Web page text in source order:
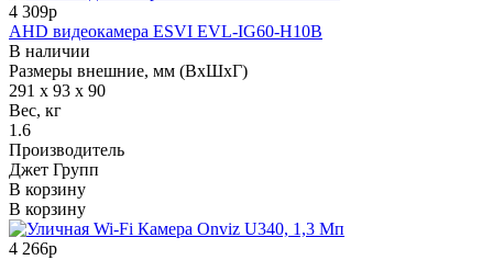
4 309р
AHD видеокамера ESVI EVL-IG60-H10B
В наличии
Размеры внешние, мм (ВхШхГ)
291 x 93 x 90
Вес, кг
1.6
Производитель
Джет Групп
В корзину
В корзину
4 266р